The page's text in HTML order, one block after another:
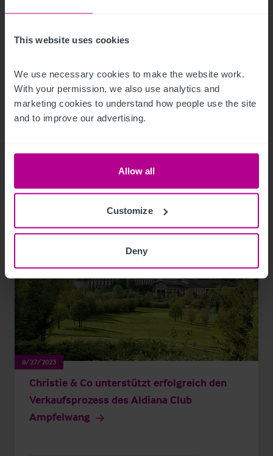
This website uses cookies
We use necessary cookies to make the website work.
With your permission, we also use analytics and
marketing cookies to understand how people use the site
and to improve our advertising.
Allow all
Customize
Deny
Hotelmarkt Wien - Update H1
Publikationen Bewertung
Investitionen und Entwicklung
8/27/2023
Christie & Co unterstützt erfolgreich den
Verkaufsprozess des Aldiana Club
Ampfelwang